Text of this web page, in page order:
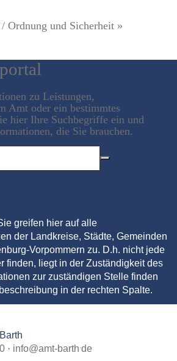
Ordnung und Sicherheit »
zu Leistungen,
Amt oder ein bestimmtes
hier Ihre Suchbegriffe ein und
die Sie brauchen.
greifen hier auf alle
der Landkreise, Städte, Gemeinden
Vorpommern zu. D.h. nicht jede
finden, liegt in der Zuständigkeit des
zur zuständigen Stelle finden
in der rechten Spalte.
· info@amt-barth de